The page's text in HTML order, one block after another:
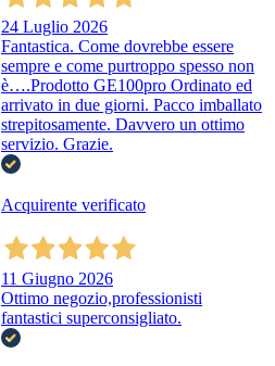
24 Luglio 2026
Fantastica. Come dovrebbe essere
sempre e come purtroppo spesso non
è….Prodotto GE100pro Ordinato ed
arrivato in due giorni. Pacco imballato
strepitosamente. Davvero un ottimo
servizio. Grazie.
Acquirente verificato
11 Giugno 2026
Ottimo negozio,professionisti
fantastici superconsigliato.